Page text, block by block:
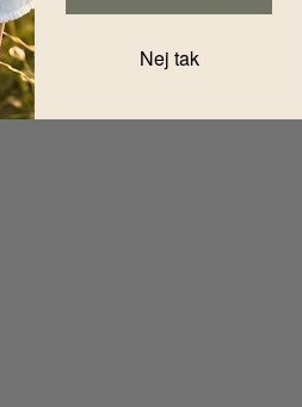
Nej tak